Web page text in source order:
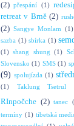
(2) přespání (1)
retreat v Brně (2)
(2) Sangye Monlam (1)
sazba (1) sbírka (1)
(1) shang shung (1)
Slovensko (1) SMS (1)
(9) spolujízda (1)
(1)
Taklung Tsetrul
RInpočche (2) tanec
termíny (1) tibetská